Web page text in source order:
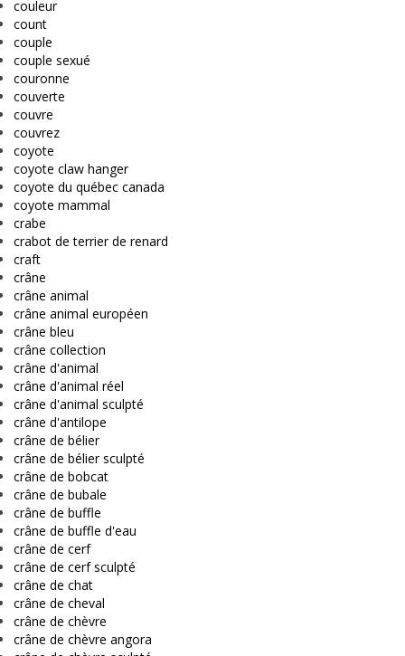
couleur
count
couple
couple sexué
couronne
couverte
couvre
couvrez
coyote
coyote claw hanger
coyote du québec canada
coyote mammal
crabe
crabot de terrier de renard
craft
crâne
crâne animal
crâne animal européen
crâne bleu
crâne collection
crâne d'animal
crâne d'animal réel
crâne d'animal sculpté
crâne d'antilope
crâne de bélier
crâne de bélier sculpté
crâne de bobcat
crâne de bubale
crâne de buffle
crâne de buffle d'eau
crâne de cerf
crâne de cerf sculpté
crâne de chat
crâne de cheval
crâne de chèvre
crâne de chèvre angora